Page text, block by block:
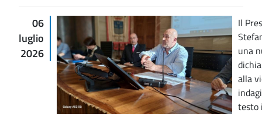
06
luglio
2026
Il
una
alla
testo